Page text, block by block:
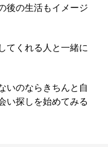
後の生活もイメージ
てくれる人と一緒に
いのならきちんと自
い探しを始めてみる